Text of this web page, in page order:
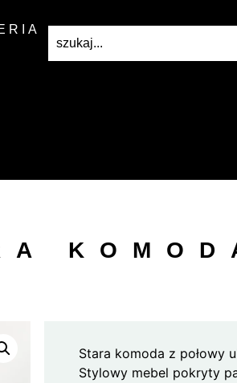
Stara komoda z połowy
Stylowy mebel pokryty